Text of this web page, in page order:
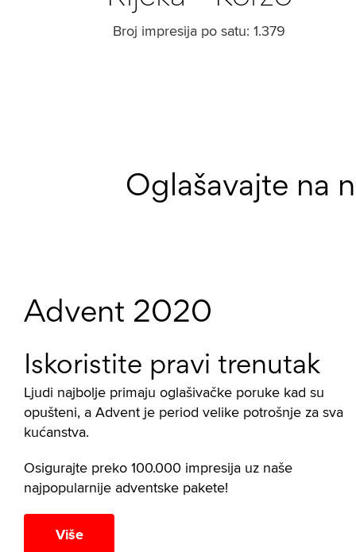
Broj impresija po satu: 1.379
Oglašavajte na
Advent 2020
Iskoristite pravi trenutak
Ljudi najbolje primaju oglašivačke poruke kad su
opušteni, a Advent je period velike potrošnje za sva
kućanstva.
Osigurajte preko 100.000 impresija uz naše
najpopularnije adventske pakete!
Više